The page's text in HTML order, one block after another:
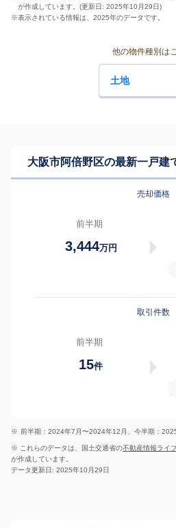
が作成しています。(更新日: 2025年10月29日)
※表示されている情報は、2025年のデータです。
他の物件種別は
土地
大阪市阿倍野区の最新一戸建
売却価格
前半期
3,444万円
取引件数
前半期
15件
※ 前半期：2024年7月〜2024年12月、今半期：
※ これらのデータは、国土交通省の不動産情報ライ
が作成しています。
データ更新日: 2025年10月29日